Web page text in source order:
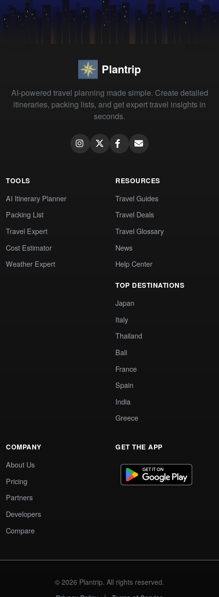
Plantrip
AI-powered travel planning made simple. Create detailed
itineraries, packing lists, and get expert travel insights in
seconds.
TOOLS
AI Itinerary Planner
Packing List
Travel Expert
Cost Estimator
Weather Expert
RESOURCES
Travel Guides
Travel Deals
Travel Glossary
News
Help Center
TOP DESTINATIONS
Japan
Italy
Thailand
Bali
France
Spain
India
Greece
COMPANY
About Us
Pricing
Partners
Developers
Compare
GET THE APP
© 2026 Plantrip. All rights reserved.